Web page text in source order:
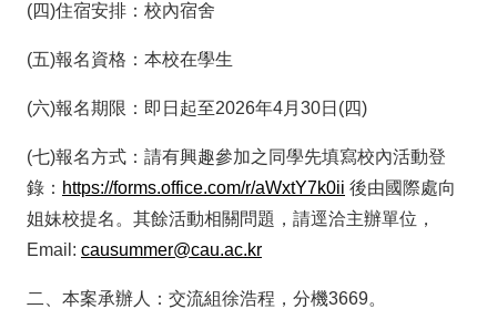
(四)住宿安排：校內宿舍
(五)報名資格：本校在學生
(六)報名期限：即日起至2026年4月30日(四)
(七)報名方式：請有興趣參加之同學先填寫校內活動登
錄： https://forms.office.com/r/aWxtY7k0ii 後由國際處向
姐妹校提名。其餘活動相關問題，請逕洽主辦單位，
Email: causummer@cau.ac.kr
二、本案承辦人：交流組徐浩程，分機3669。